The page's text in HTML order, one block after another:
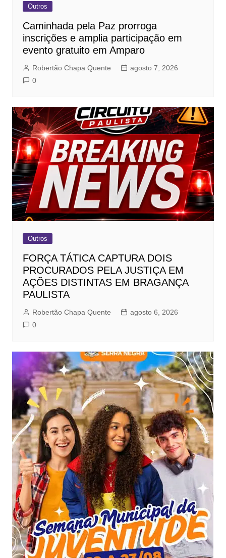
Outros
Caminhada pela Paz prorroga
inscrições e amplia participação em
evento gratuito em Amparo
Robertão Chapa Quente
agosto 7, 2026
0
Outros
FORÇA TÁTICA CAPTURA DOIS
PROCURADOS PELA JUSTIÇA EM
AÇÕES DISTINTAS EM BRAGANÇA
PAULISTA
Robertão Chapa Quente
agosto 6, 2026
0